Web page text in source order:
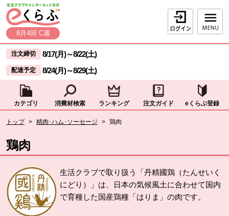
ページの先頭です。
本文へジャンプする。
8月4回 C週
ログイン
ここからサイト内共通メニューです。
サイト内共通メニューをスキップする
注文締切 8/17(月)～8/22(土)
配達予定 8/24(月)～8/29(土)
カテゴリ 消費材検索 ランキング 注文ガイド eくらぶ登録
トップ > 精肉･ハム･ソーセージ > 鶏肉
鶏肉
生活クラブで取り扱う「丹精國鶏（たんせいく
にどり）」は、日本の気候風土に合わせて国内
で育種した国産鶏種「はりま」の肉です。